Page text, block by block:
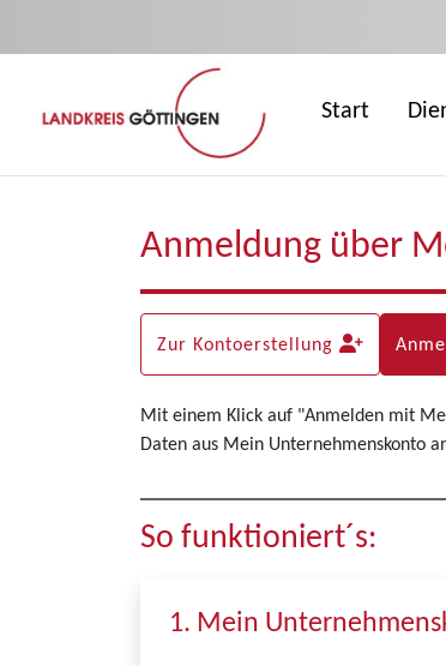
Start
Anmeldung über
Zur Kontoerstellung
Mit einem Klick auf "Anmelden mit
Daten aus Mein Unternehmenskonto
So funktioniert´s:
1. Mein